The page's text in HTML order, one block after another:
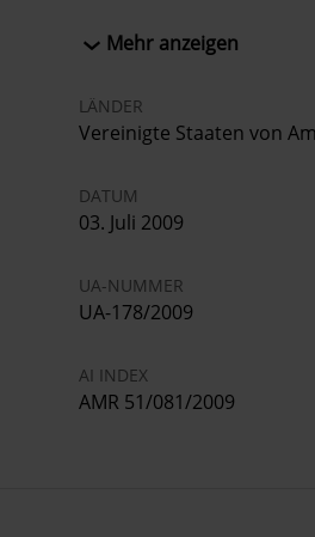
Mehr anzeigen
LÄNDER
Vereinigte Staaten von
DATUM
03. Juli 2009
UA-NUMMER
UA-178/2009
AI INDEX
AMR 51/081/2009